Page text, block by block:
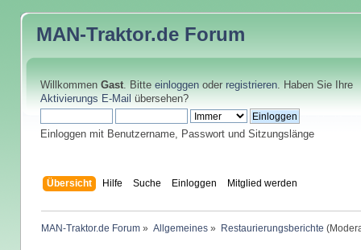
MAN-Traktor.de Forum
Willkommen Gast. Bitte einloggenoder registrieren. Haben Sie Ihre
Aktivierungs E-Mail übersehen?
Einloggen mit Benutzername, Passwort und Sitzungslänge
Übersicht Hilfe Suche Einloggen Mitglied werden
MAN-Traktor.de Forum » Allgemeines » Restaurierungsberichte